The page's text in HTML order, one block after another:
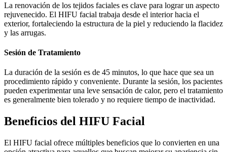
La renovación de los tejidos faciales es clave para lograr un aspecto
rejuvenecido. El HIFU facial trabaja desde el interior hacia el
exterior, fortaleciendo la estructura de la piel y reduciendo la flacidez
y las arrugas.
Sesión de Tratamiento
La duración de la sesión es de 45 minutos, lo que hace que sea un
procedimiento rápido y conveniente. Durante la sesión, los pacientes
pueden experimentar una leve sensación de calor, pero el tratamiento
es generalmente bien tolerado y no requiere tiempo de inactividad.
Beneficios del HIFU Facial
El HIFU facial ofrece múltiples beneficios que lo convierten en una